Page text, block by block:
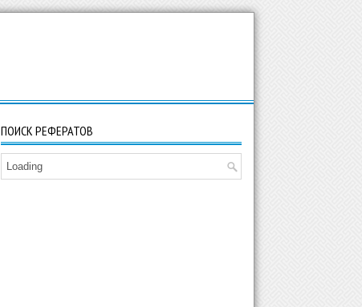
ПОИСК РЕФЕРАТОВ
Loading